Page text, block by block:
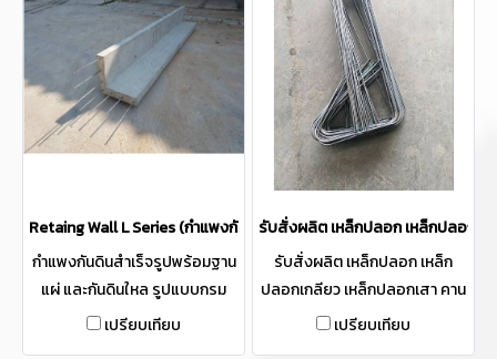
Retaing Wall L Series (กำแพงกันดินสำเร็จรูปพร้อมฐานแผ่ และกันดินใ
กำแพงกันดินสำเร็จรูปพร้อมฐาน
แผ่ และกันดินใหล รูปแบบกรม
ทางหลวง ผลิตตามมาตราฐาน
เปรียบเทียบ
รับสั่งผลิต เหล็กปลอก เหล็กปลอกเก
รับสั่งผลิต เหล็กปลอก เหล็ก
ปลอกเกลียว เหล็กปลอกเสา คาน
เหล็กตอม่อ - เหล็กฐานราก
เปรียบเทียบ